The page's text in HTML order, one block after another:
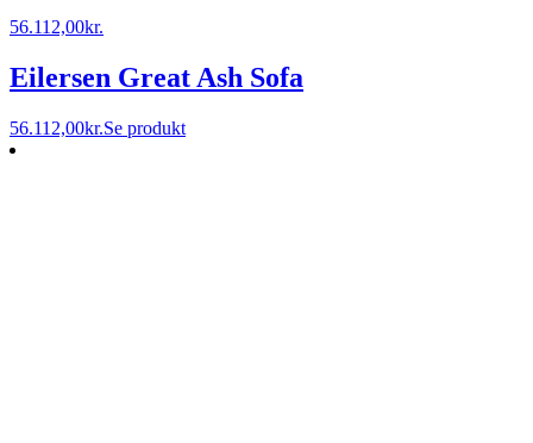
56.112,00kr.
Eilersen Great Ash Sofa
56.112,00kr.Se produkt